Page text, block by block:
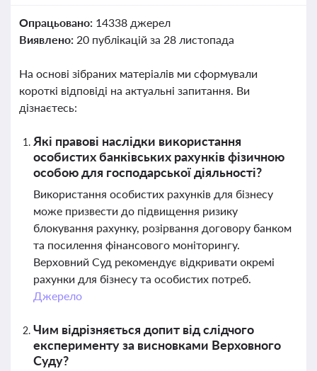
Опрацьовано: 14338 джерел
Виявлено: 20 публікацій за 28 листопада
На основі зібраних матеріалів ми сформували
короткі відповіді на актуальні запитання. Ви
дізнаєтесь:
Які правові наслідки використання
особистих банківських рахунків фізичною
особою для господарської діяльності?
Використання особистих рахунків для бізнесу
може призвести до підвищення ризику
блокування рахунку, розірвання договору банком
та посилення фінансового моніторингу.
Верховний Суд рекомендує відкривати окремі
рахунки для бізнесу та особистих потреб.
Джерело
Чим відрізняється допит від слідчого
експерименту за висновками Верховного
Суду?